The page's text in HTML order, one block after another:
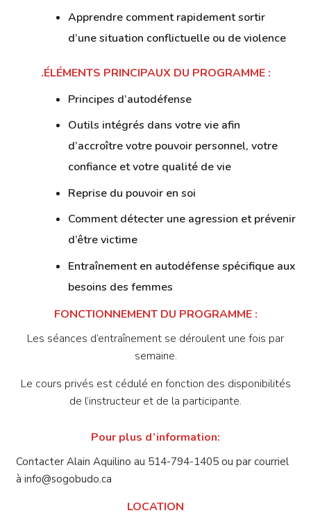
Apprendre comment rapidement sortir
d’une situation conflictuelle ou de violence
.ÉLÉMENTS PRINCIPAUX DU PROGRAMME :
Principes d’autodéfense
Outils intégrés dans votre vie afin
d’accroître votre pouvoir personnel, votre
confiance et votre qualité de vie
Reprise du pouvoir en soi
Comment détecter une agression et prévenir
d’être victime
Entraînement en autodéfense spécifique aux
besoins des femmes
FONCTIONNEMENT DU PROGRAMME :
Les séances d’entraînement se déroulent une fois par
semaine.
Le cours privés est cédulé en fonction des disponibilités
de l’instructeur et de la participante.
Pour plus d’information:
Contacter Alain Aquilino au 514-794-1405 ou par courriel
à info@sogobudo.ca
LOCATION